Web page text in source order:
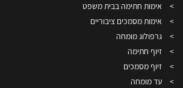
אימות חתימה בבית משפט
אימות מסמכים ציבוריים
גרפולוג מומחה
זיוף חתימה
זיוף מסמכים
עד מומחה